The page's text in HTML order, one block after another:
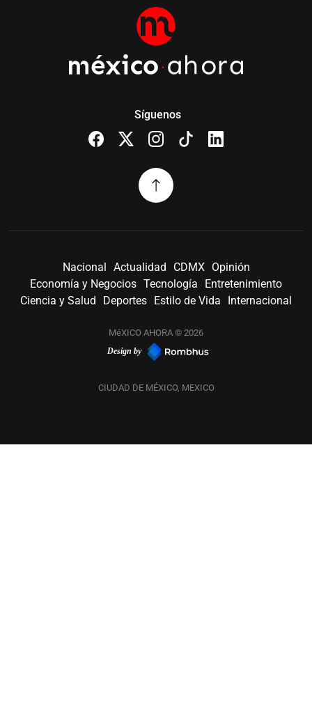
Síguenos
Nacional Actualidad CDMX
Opinión
Economía y Negocios Tecnología
Entretenimiento
Ciencia y Salud
Deportes Estilo de Vida Internacional
MéXICO AHORA © 2026
Design by
CIUDAD DE MÉXICO, MEXICO